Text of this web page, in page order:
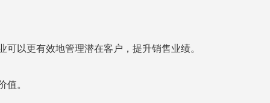
以更有效地管理潜在客户，提升销售业绩。
值。